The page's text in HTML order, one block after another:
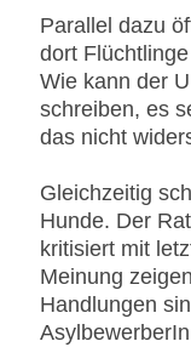
Parallel dazu
dort
Wie kann der
schreiben, es
das nicht
Gleichzeitig
Hunde. Der
kritisiert mit
Meinung
Handlungen